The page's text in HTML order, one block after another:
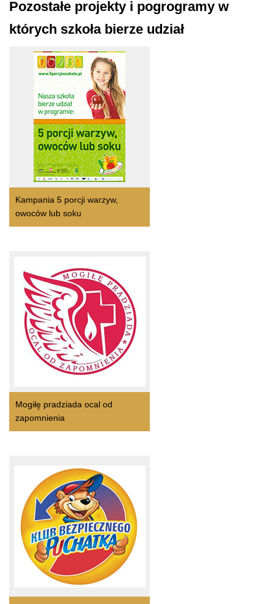
Pozostałe projekty i pogrogramy w
których szkoła bierze udział
Kampania 5 porcji warzyw,
owoców lub soku
Mogiłę pradziada ocal od
zapomnienia